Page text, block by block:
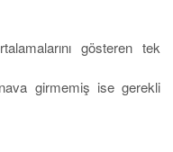
gösteren tek
girmemiş ise gerekli